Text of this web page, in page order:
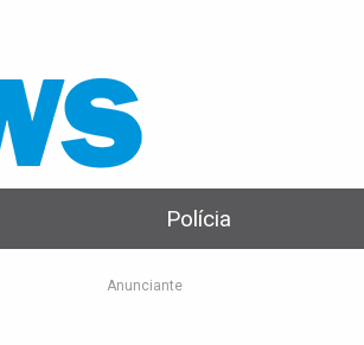
Polícia
Anunciante